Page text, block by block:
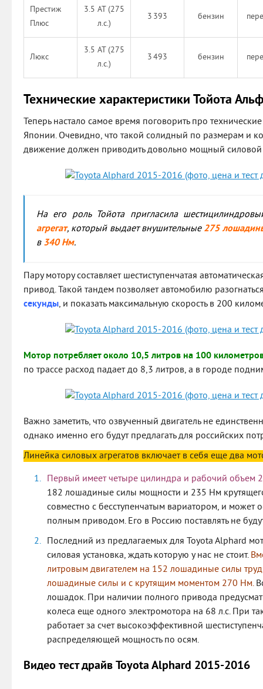
Престиж
Плюс
3.5 AT (275
л.с.)
3 393 бензин
Люкс
3.5 AT (275
л.с.)
3 493 бензин
Технические характеристики Тойота
Теперь настало самое время поговорить про
Японии. Очевидно, что такой солидный по размерам и
движение должен приводить довольно мощный силовой
На его роль Тойота пригласила
агрегат, который выдает внушительные 275
в 340 Нм.
Пару мотору составляет шестиступенчатая
привод. Такой тандем позволяет автомобилю
секунды, и показать максимальную скорость в 200
Мотор потребляет около 10,5 литров на 100
по трассе расход падает до 8,3 литров, а в городе
Важно заметить, что озвученный двигатель не
однако именно его будут предлагать для российских
Линейка силовых агрегатов включает в себя еще два
Первый имеет четыре цилиндра и рабочий объем
182 лошадиные силы мощности и 235 Нм
совместно с бесступенчатым вариатором, и может
полным приводом. Его в Россию поставлять не
Последний из предлагаемых для Toyota Alphard
силовая установка, ждать которую у нас не стоит.
литровым двигателем на 152 лошадиные силы
лошадиные силы и с крутящим моментом 270 Нм.
лошадок. При наличии полного привода
колеса еще одного электромотора на 68 л.с. При
работает за счет высокоэффективной
распределяющей мощность по осям.
Видео тест драйв Toyota Alphard 2015-2016